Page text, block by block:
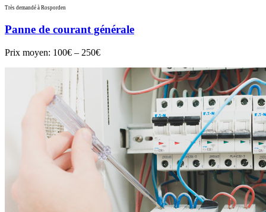
Très demandé à Rosporden
Panne de courant générale
Prix moyen: 100€ – 250€